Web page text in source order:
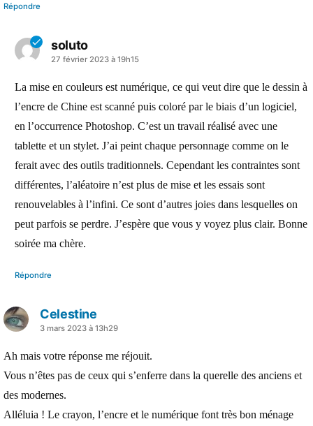
Répondre
soluto
a27 février 2023 à 19h15
La mise en couleurs est numérique, ce qui veut dire que le dessin à
l’encre de Chine est scanné puis coloré par le biais d’un logiciel,
en l’occurrence Photoshop. C’est un travail réalisé avec une
tablette et un stylet. J’ai peint chaque personnage comme on le
ferait avec des outils traditionnels. Cependant les contraintes sont
différentes, l’aléatoire n’est plus de mise et les essais sont
renouvelables à l’infini. Ce sont d’autres joies dans lesquelles on
peut parfois se perdre. J’espère que vous y voyez plus clair. Bonne
soirée ma chère.
Répondre
Celestine
a
dit :
3 mars 2023 à 13h29
Ah mais votre réponse me réjouit.
Vous n’êtes pas de ceux qui s’enferre dans la querelle des anciens et
des modernes.
Alléluia ! Le crayon, l’encre et le numérique font très bon ménage